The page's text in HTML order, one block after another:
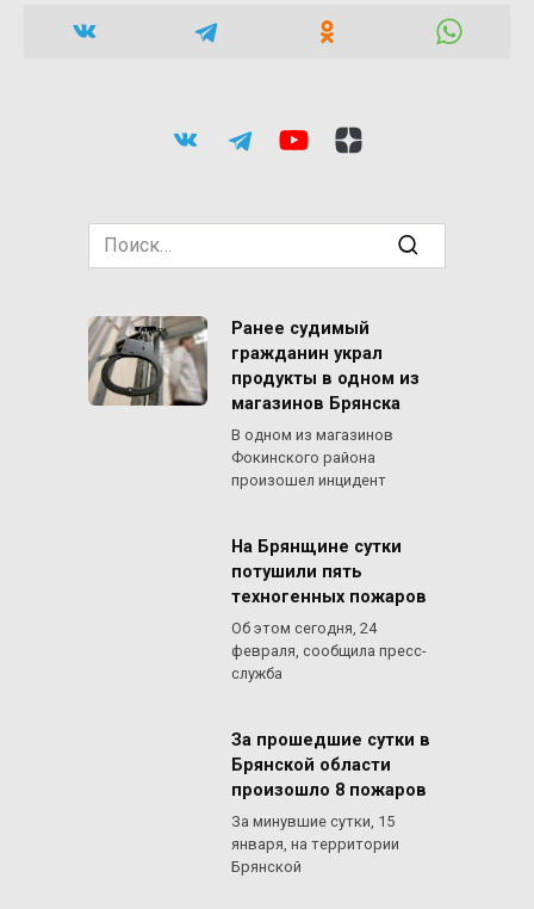
Search
for:
Ранее судимый
гражданин украл
продукты в одном из
магазинов Брянска
В одном из магазинов
Фокинского района
произошел инцидент
На Брянщине сутки
потушили пять
техногенных пожаров
Об этом сегодня, 24
февраля, сообщила пресс-
служба
За прошедшие сутки в
Брянской области
произошло 8 пожаров
За минувшие сутки, 15
января, на территории
Брянской